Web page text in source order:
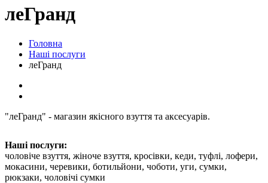
леГранд
Головна
Наші послуги
леГранд
"леГранд" - магазин якісного взуття та аксесуарів.
Наші послуги:
чоловіче взуття, жіноче взуття, кросівки, кеди, туфлі, лофери,
мокасини, черевики, ботильйони, чоботи, уги, сумки,
рюкзаки, чоловічі сумки